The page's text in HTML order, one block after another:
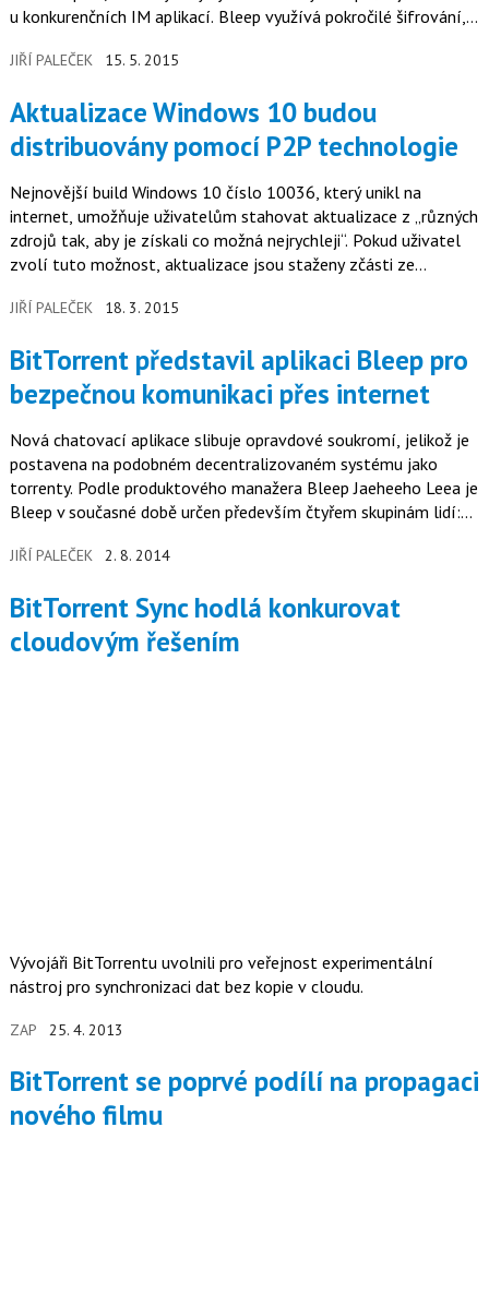
u konkurenčních IM aplikací. Bleep využívá pokročilé šifrování,
JIŘÍ PALEČEK 15. 5. 2015
Aktualizace Windows 10 budou
distribuovány pomocí P2P technologie
Nejnovější build Windows 10 číslo 10036, který unikl na
internet, umožňuje uživatelům stahovat aktualizace z „různých
zdrojů tak, aby je získali co možná nejrychleji“. Pokud uživatel
zvolí tuto možnost, aktualizace jsou staženy zčásti ze
JIŘÍ PALEČEK 18. 3. 2015
BitTorrent představil aplikaci Bleep pro
bezpečnou komunikaci přes internet
Nová chatovací aplikace slibuje opravdové soukromí, jelikož je
postavena na podobném decentralizovaném systému jako
torrenty. Podle produktového manažera Bleep Jaeheeho Leea je
Bleep v současné době určen především čtyřem skupinám lidí:
JIŘÍ PALEČEK 2. 8. 2014
BitTorrent Sync hodlá konkurovat
cloudovým řešením
Vývojáři BitTorrentu uvolnili pro veřejnost experimentální
nástroj pro synchronizaci dat bez kopie v cloudu.
ZAP 25. 4. 2013
BitTorrent se poprvé podílí na propagaci
nového filmu